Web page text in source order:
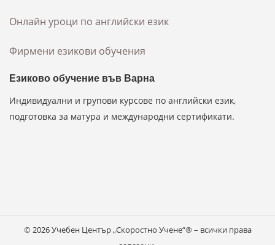
Онлайн уроци по английски език
Фирмени езикови обучения
Езиково обучение във Варна
Индивидуални и групови курсове по английски език,
подготовка за матура и международни сертификати.
© 2026 Учебен Център „Скоростно Учене“® – всички права